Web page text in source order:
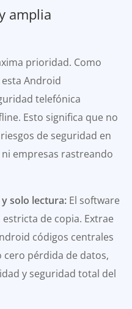
amplia
prioridad. Como
Android
telefónica
Esto significa que no
de seguridad en
empresas rastreando
solo lectura: El software
de copia. Extrae
códigos centrales
cero pérdida de datos,
y seguridad total del